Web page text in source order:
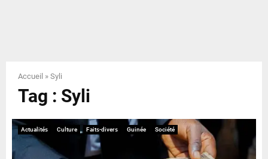
N
U
Accueil » Syli
Tag : Syli
Actualités Culture Faits-divers Guinée Société